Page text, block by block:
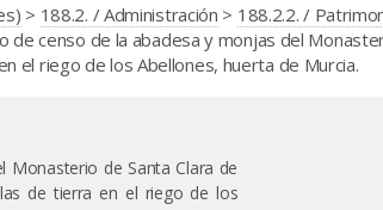
> 188.2. / Administración > 188.2.2. /
de censo de la abadesa y monjas del
el riego de los Abellones, huerta de Murcia.
Monasterio de Santa Clara de
de tierra en el riego de los